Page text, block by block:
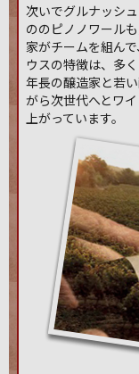
次いでグルナッシ
ののピノノワール
家がチームを組ん
ウスの特徴は、多
年長の醸造家と若
がら次世代へとワ
上がっています。